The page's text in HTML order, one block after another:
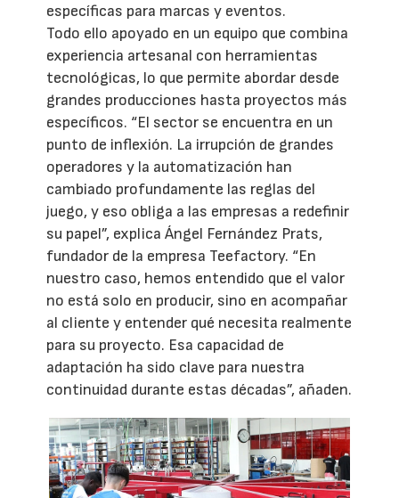
específicas para marcas y eventos.
Todo ello apoyado en un equipo que combina
experiencia artesanal con herramientas
tecnológicas, lo que permite abordar desde
grandes producciones hasta proyectos más
específicos. “El sector se encuentra en un
punto de inflexión. La irrupción de grandes
operadores y la automatización han
cambiado profundamente las reglas del
juego, y eso obliga a las empresas a redefinir
su papel”, explica Ángel Fernández Prats,
fundador de la empresa Teefactory. “En
nuestro caso, hemos entendido que el valor
no está solo en producir, sino en acompañar
al cliente y entender qué necesita realmente
para su proyecto. Esa capacidad de
adaptación ha sido clave para nuestra
continuidad durante estas décadas”, añaden.